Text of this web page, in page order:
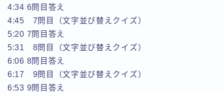
4:34 6問目答え
4:45 7問目（文字並び替えクイズ）
5:20 7問目答え
5:31 8問目（文字並び替えクイズ）
6:06 8問目答え
6:17 9問目（文字並び替えクイズ）
6:53 9問目答え